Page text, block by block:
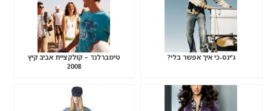
ג’ינס-כי איך אפשר בלי?
טימברלנד – קולקציית אביב קיץ
2008